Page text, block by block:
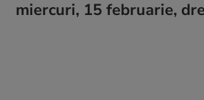
miercuri, 15 februarie,